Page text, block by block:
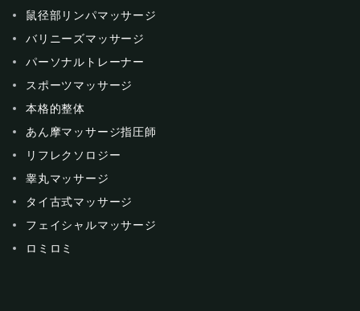
鼠径部リンパマッサージ
バリニーズマッサージ
パーソナルトレーナー
スポーツマッサージ
本格的整体
あん摩マッサージ指圧師
リフレクソロジー
睾丸マッサージ
タイ古式マッサージ
フェイシャルマッサージ
ロミロミ